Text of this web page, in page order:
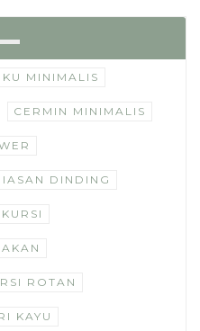
MINIMALIS
CERMIN MINIMALIS
DINDING
KURSI
ROTAN
KAYU